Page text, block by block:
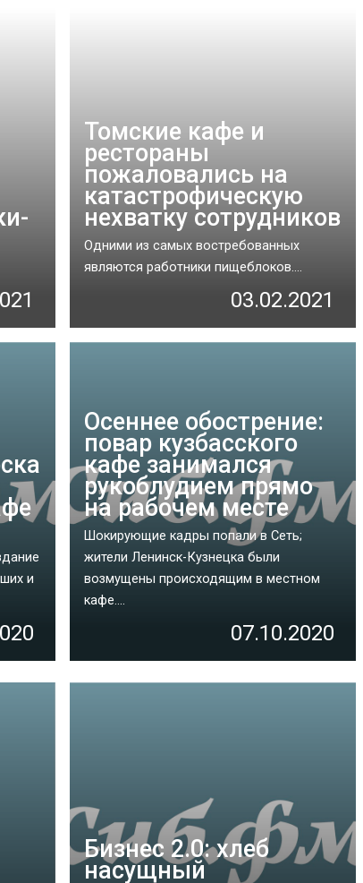
Томские кафе и
рестораны
пожаловались на
катастрофическую
нехватку сотрудников
Одними из самых востребованных
являются работники пищеблоков....
03.02.2021
и
Осеннее обострение:
повар кузбасского
кафе занимался
рукоблудием прямо
на рабочем месте
Шокирующие кадры попали в Сеть;
жители Ленинск-Кузнецка были
возмущены происходящим в местном
кафе....
07.10.2020
Бизнес 2.0: хлеб
насущный